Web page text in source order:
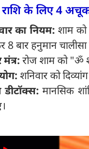
के लिए 4
का नियम: शाम
8 बार हनुमान
मंत्र: रोज शाम को "ॐ
शनिवार को
मानसिक